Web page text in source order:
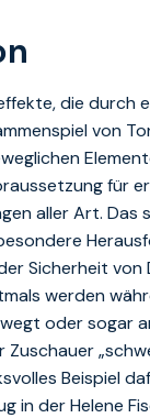
die durch
von
für
aller Art. Das
Sicherheit von
werden
oder sogar
Beispiel
in der Helene